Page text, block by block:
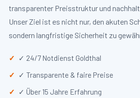
transparenter Preisstruktur und
Unser Ziel ist es nicht nur, den akuten
sondern langfristige Sicherheit zu
✓ 24/7 Notdienst Goldthal
✓ Transparente & faire Preise
✓ Über 15 Jahre Erfahrung